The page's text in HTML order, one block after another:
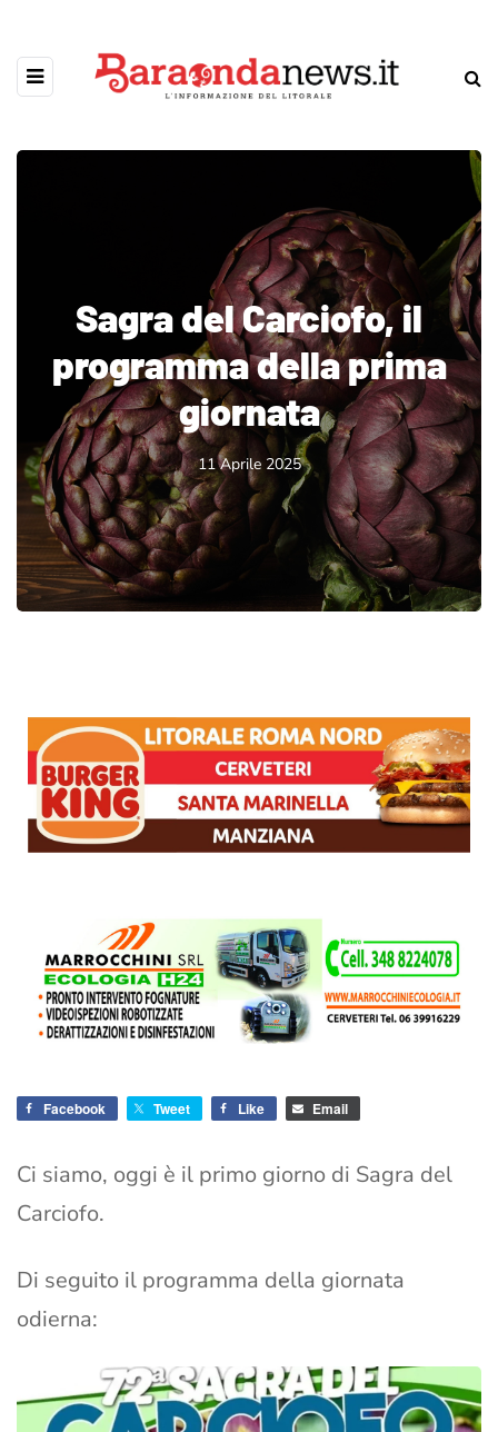
Sagra del Carciofo, il
programma della prima
giornata
11 Aprile 2025
Facebook Tweet Like Email
Ci siamo, oggi è il primo giorno di Sagra del
Carciofo.
Di seguito il programma della giornata
odierna: